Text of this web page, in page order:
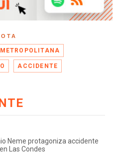
ACCIDENTE
Neme protagoniza accidente
Las Condes